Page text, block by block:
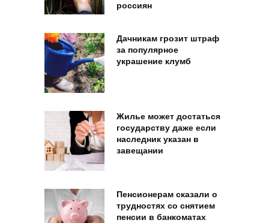
россиян
Дачникам грозит штраф
за популярное
украшение клумб
Жилье может достаться
государству даже если
наследник указан в
завещании
Пенсионерам сказали о
трудностях со снятием
пенсии в банкоматах